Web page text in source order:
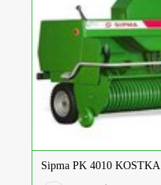
Sipma PK 4010 KOSTKA